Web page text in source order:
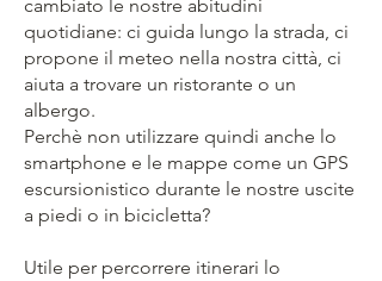
cambiato le nostre abitudini
quotidiane: ci guida lungo la strada, ci
propone il meteo nella nostra città, ci
aiuta a trovare un ristorante o un
albergo.
Perchè non utilizzare quindi anche lo
smartphone e le mappe come un GPS
escursionistico durante le nostre uscite
a piedi o in bicicletta?
Utile per percorrere itinerari lo